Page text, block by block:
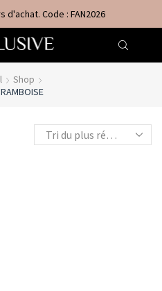
d'achat. Code : FAN2026
Shop